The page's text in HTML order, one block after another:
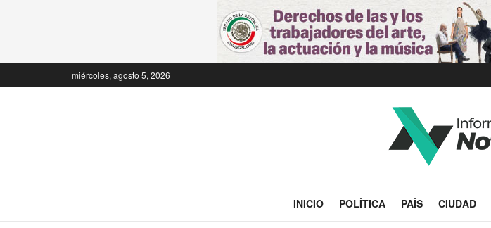
miércoles, agosto 5, 2026
INICIO POLÍTICA PAÍS CIUDAD